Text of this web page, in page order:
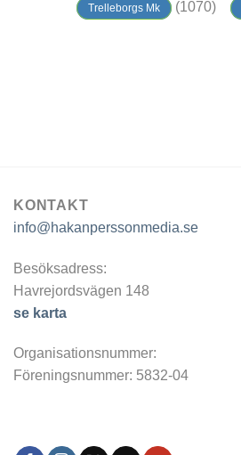
Trelleborgs Mk (1070)
KONTAKT
info@hakanperssonmedia.se
Besöksadress:
Havrejordsvägen 148
se karta
Organisationsnummer:
Föreningsnummer: 5832-04